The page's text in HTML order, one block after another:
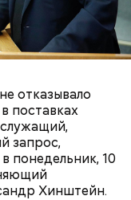
отказывало
поставках
запрос,
понедельник, 10
Хинштейн.